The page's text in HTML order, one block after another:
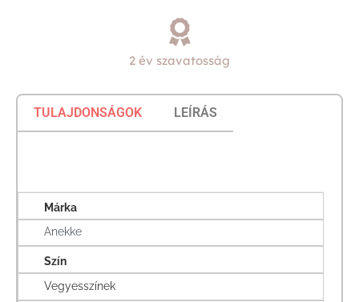
2 év szavatosság
TULAJDONSÁGOK LEÍRÁS
Márka
Anekke
Szín
Vegyesszínek